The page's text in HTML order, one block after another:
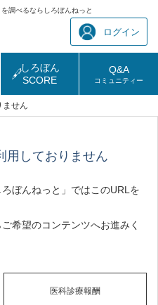
調べるならしろぼんねっと
ログイン
しろぼん
SCORE
Q&A
コミュニティー
ません
用しておりません
ぼんねっと」ではこのURLを
希望のコンテンツへお進みく
医科診療報酬